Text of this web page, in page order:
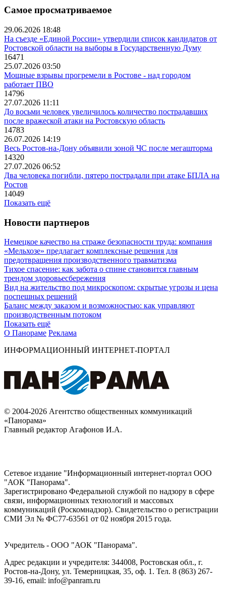
Самое просматриваемое
29.06.2026 18:48
На съезде «Единой России» утвердили список кандидатов от
Ростовской области на выборы в Государственную Думу
16471
25.07.2026 03:50
Мощные взрывы прогремели в Ростове - над городом
работает ПВО
14796
27.07.2026 11:11
До восьми человек увеличилось количество пострадавших
после вражеской атаки на Ростовскую область
14783
26.07.2026 14:19
Весь Ростов-на-Дону объявили зоной ЧС после мегашторма
14320
27.07.2026 06:52
Два человека погибли, пятеро пострадали при атаке БПЛА на
Ростов
14049
Показать ещё
Новости партнеров
Немецкое качество на страже безопасности труда: компания
«Мельхозе» предлагает комплексные решения для
предотвращения производственного травматизма
Тихое спасение: как забота о спине становится главным
трендом здоровьесбережения
Вид на жительство под микроскопом: скрытые угрозы и цена
поспешных решений
Баланс между заказом и возможностью: как управляют
производственным потоком
Показать ещё
О Панораме Реклама
ИНФОРМАЦИОННЫЙ ИНТЕРНЕТ-ПОРТАЛ
© 2004-2026 Агентство общественных коммуникаций
«Панорама»
Главный редактор Агафонов И.А.
Сетевое издание "Информационный интернет-портал ООО
"АОК "Панорама".
Зарегистрировано Федеральной службой по надзору в сфере
связи, информационных технологий и массовых
коммуникаций (Роскомнадзор). Cвидетельство о регистрации
СМИ Эл № ФС77-63561 от 02 ноября 2015 года.
Учредитель - ООО "АОК "Панорама".
Адрес редакции и учредителя: 344008, Ростовская обл., г.
Ростов-на-Дону, ул. Темерницкая, 35, оф. 1. Тел. 8 (863) 267-
39-16, email: info@panram.ru